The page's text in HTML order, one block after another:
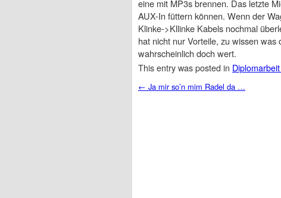
eine mit MP3s brennen. Das letzte
AUX-In füttern können. Wenn der
Klinke->Kllinke Kabels nochmal
hat nicht nur Vorteile, zu wissen
wahrscheinlich doch wert.
This entry was posted in
Post navigation
← Ja mir so’n mim Radel da …